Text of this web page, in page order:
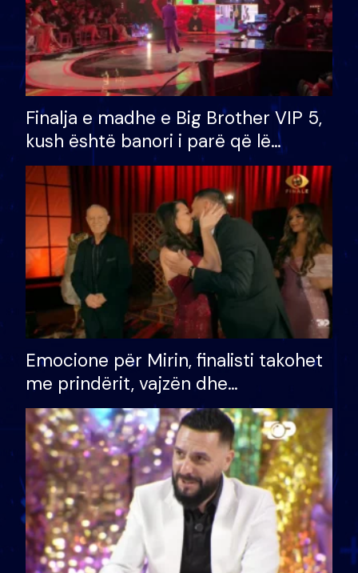
Finalja e madhe e Big Brother VIP 5,
kush është banori i parë që lë
shtëpinë dhe humb mundësinë për
të fituar çmimin e madh
Emocione për Mirin, finalisti takohet
me prindërit, vajzën dhe
bashkëshorten: S’kemi ndonjë letër
divorci apo jo?